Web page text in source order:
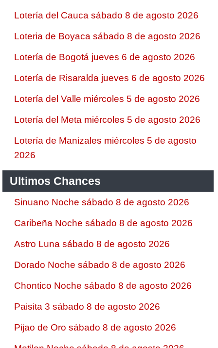
Lotería del Cauca sábado 8 de agosto 2026
Loteria de Boyaca sábado 8 de agosto 2026
Lotería de Bogotá jueves 6 de agosto 2026
Lotería de Risaralda jueves 6 de agosto 2026
Lotería del Valle miércoles 5 de agosto 2026
Lotería del Meta miércoles 5 de agosto 2026
Lotería de Manizales miércoles 5 de agosto
2026
Ultimos Chances
Sinuano Noche sábado 8 de agosto 2026
Caribeña Noche sábado 8 de agosto 2026
Astro Luna sábado 8 de agosto 2026
Dorado Noche sábado 8 de agosto 2026
Chontico Noche sábado 8 de agosto 2026
Paisita 3 sábado 8 de agosto 2026
Pijao de Oro sábado 8 de agosto 2026